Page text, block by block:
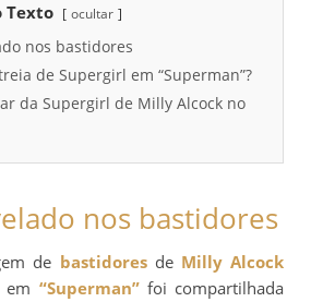
Texto ocultar
nos bastidores
de Supergirl em “Superman”?
da Supergirl de Milly Alcock no
nos bastidores
de bastidoresde Milly Alcock
em “Superman”foi compartilhada